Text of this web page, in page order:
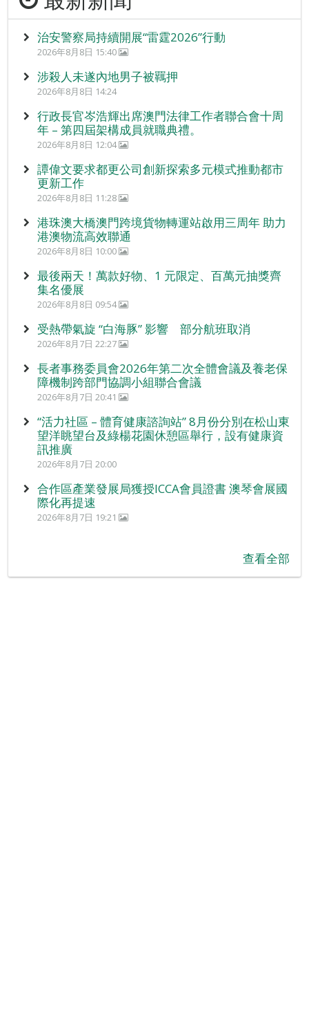
治安警察局持續開展“雷霆2026”行動
2026年8月8日 15:40
涉殺人未遂內地男子被羈押
2026年8月8日 14:24
行政長官岑浩輝出席澳門法律工作者聯合會十周
年 – 第四屆架構成員就職典禮。
2026年8月8日 12:04
譚偉文要求都更公司創新探索多元模式推動都市
更新工作
2026年8月8日 11:28
港珠澳大橋澳門跨境貨物轉運站啟用三周年 助力
港澳物流高效聯通
2026年8月8日 10:00
最後兩天！萬款好物、1 元限定、百萬元抽獎齊
集名優展
2026年8月8日 09:54
受熱帶氣旋 “白海豚” 影響 部分航班取消
2026年8月7日 22:27
長者事務委員會2026年第二次全體會議及養老保
障機制跨部門協調小組聯合會議
2026年8月7日 20:41
“活力社區 – 體育健康諮詢站” 8月份分別在松山東
望洋眺望台及綠楊花園休憩區舉行，設有健康資
訊推廣
2026年8月7日 20:00
合作區產業發展局獲授ICCA會員證書 澳琴會展國
際化再提速
2026年8月7日 19:21
查看全部